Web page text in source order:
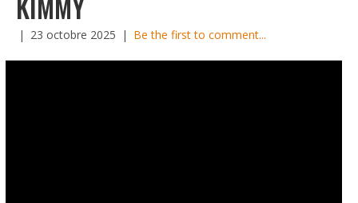
| 23 octobre 2025 | Be the first to comment...